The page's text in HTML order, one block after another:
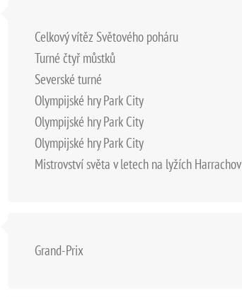
Celkový vítěz Světového poháru
Turné čtyř můstků
Severské turné
Olympijské hry Park City
Olympijské hry Park City
Olympijské hry Park City
Mistrovství světa v letech na lyžích Harrachov
Grand-Prix